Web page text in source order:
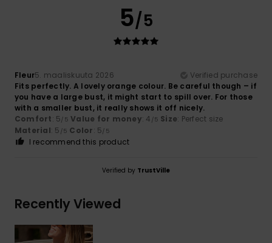
5/5
Fleur5. maaliskuuta 2026
Verified purchase
Fits perfectly. A lovely orange colour. Be careful though – if
you have a large bust, it might start to spill over. For those
with a smaller bust, it really shows it off nicely.
Comfort: 5/5 Value for money: 4 /5 Size: Perfect size
Material: 5 /5 Color: 5/5
I recommend this product
Verified by TrustVille
Recently Viewed